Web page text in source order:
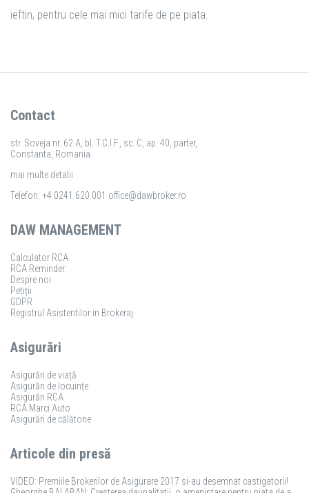
ieftin, pentru cele mai mici tarife de pe piata.
Contact
str. Soveja nr. 62 A, bl. T.C.I.F., sc. C, ap. 40, parter,
Constanta, Romania
mai multe detalii
Telefon: +4 0241 620 001 office@dawbroker.ro
DAW MANAGEMENT
Calculator RCA
RCA Reminder
Despre noi
Petiții
GDPR
Registrul Asistentilor in Brokeraj
Asigurări
Asigurări de viață
Asigurări de locuințe
Asigurări RCA
RCA Marci Auto
Asigurări de călătorie
Articole din presă
VIDEO: Premiile Brokerilor de Asigurare 2017 si-au desemnat castigatorii!